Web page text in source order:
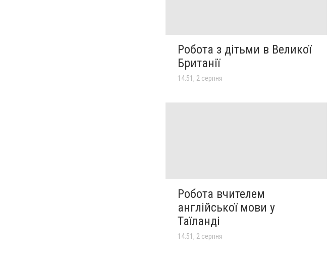
Робота з дітьми в Великої
Британії
14:51, 2 серпня
Робота вчителем
англійської мови у
Таїланді
14:51, 2 серпня